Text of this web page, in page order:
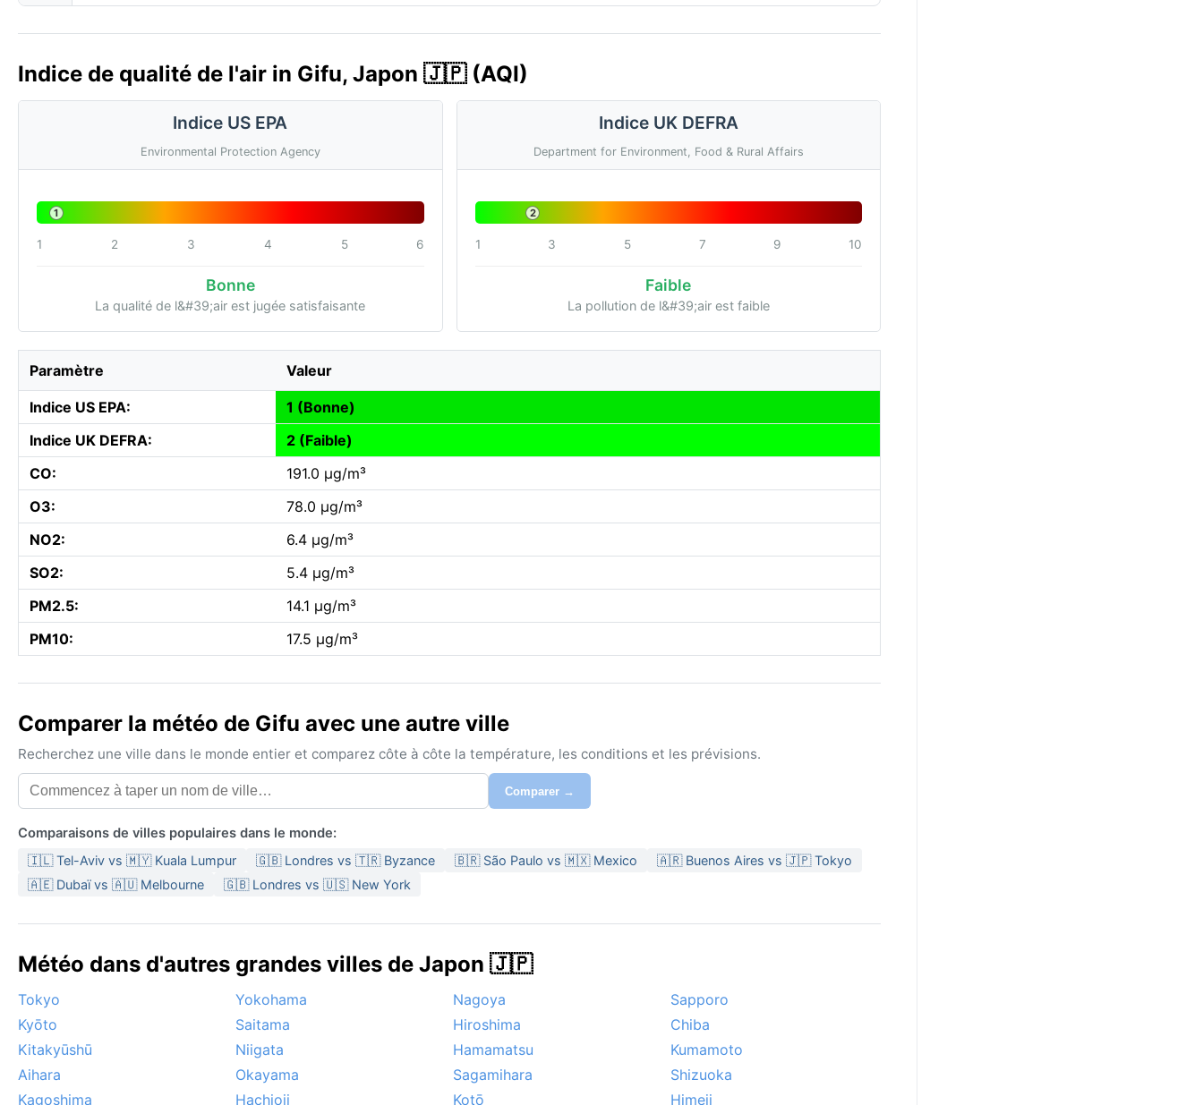
Indice de qualité de l'air in Gifu, Japon 🇯🇵 (AQI)
Indice US EPA
Environmental Protection Agency
1
1 2 3 4 5 6
Bonne
La qualité de l&#39;air est jugée satisfaisante
Indice UK DEFRA
Department for Environment, Food & Rural Affairs
2
1 3 5 7 9 10
Faible
La pollution de l&#39;air est faible
Paramètre Valeur
Indice US EPA:
1 (Bonne)
Indice UK DEFRA:
2 (Faible)
CO:
191.0 µg/m³
O3:
78.0 µg/m³
NO2:
6.4 µg/m³
SO2:
5.4 µg/m³
PM2.5:
14.1 µg/m³
PM10:
17.5 µg/m³
Comparer la météo de Gifu avec une autre ville
Recherchez une ville dans le monde entier et comparez côte à côte la température, les conditions et les prévisions.
Comparer →
Comparaisons de villes populaires dans le monde:
🇮🇱 Tel-Aviv vs 🇲🇾 Kuala Lumpur 🇬🇧 Londres vs 🇹🇷 Byzance 🇧🇷 São Paulo vs 🇲🇽 Mexico
🇦🇷 Buenos Aires vs 🇯🇵 Tokyo
🇦🇪 Dubaï vs 🇦🇺 Melbourne
🇬🇧 Londres vs 🇺🇸 New York
Météo dans d'autres grandes villes de Japon 🇯🇵
Tokyo Yokohama Nagoya
Sapporo
Kyōto
Saitama Hiroshima
Chiba
Kitakyūshū
Niigata Hamamatsu
Kumamoto
Aihara
Okayama Sagamihara
Shizuoka
Kagoshima
Hachioji Kotō Himeji